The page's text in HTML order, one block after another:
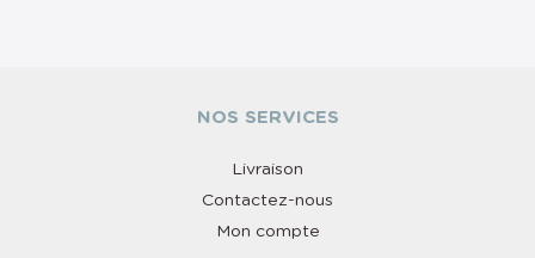
NOS SERVICES
Livraison
Contactez-nous
Mon compte